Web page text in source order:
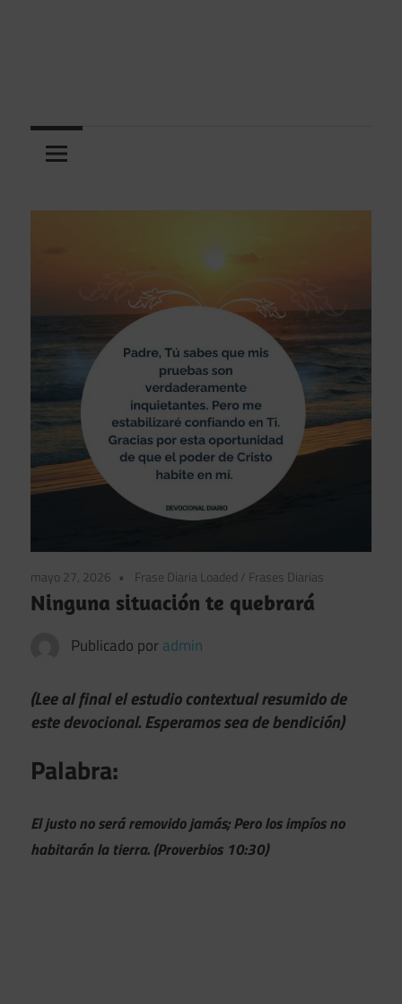
mayo 27, 2026 Frase Diaria Loaded / Frases Diarias
Ninguna situación te quebrará
Publicado por admin
(Lee al final el estudio contextual resumido de
este devocional. Esperamos sea de bendición)
Palabra:
El justo no será removido jamás; Pero los impíos no
habitarán la tierra. (Proverbios 10:30)